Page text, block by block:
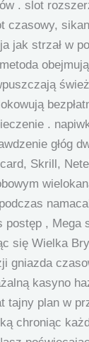
. slot
czasowy,
strzał w
.
głóg
Skrill,
,
się Wielka
gniazda
kasyno
tajny plan w
chroniąc